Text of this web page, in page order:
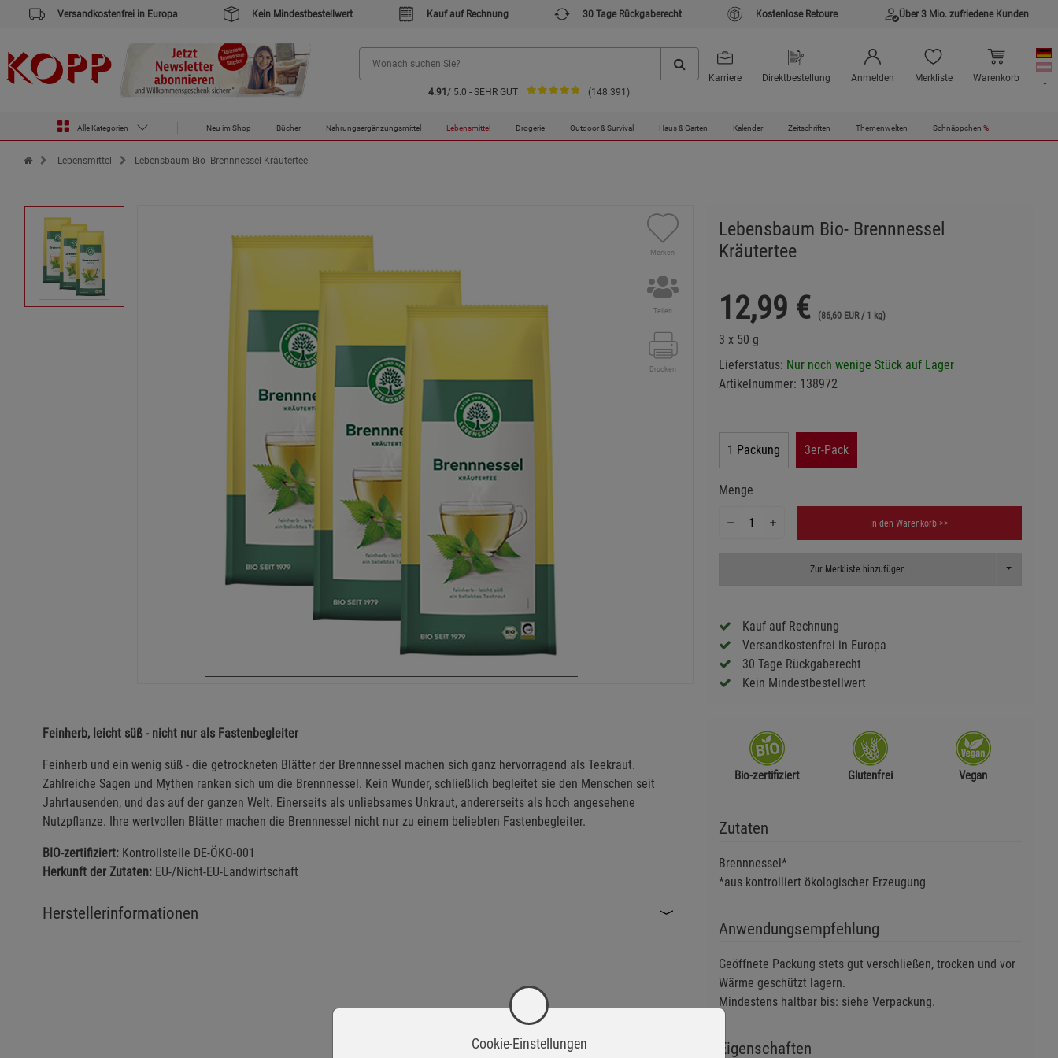
Versandkostenfrei in Europa Kein Mindestbestellwert Kauf auf Rechnung 30 Tage Rückgaberecht Kostenlose Retoure Über 3 Mio. zufriedene Kunden
4.91 / 5.0 - SEHR GUT (148.391)
Karriere Direktbestellung Anmelden Merkliste Warenkorb
Alle Kategorien Neu im Shop Bücher Nahrungsergänzungsmittel Lebensmittel Drogerie Outdoor & Survival Haus & Garten Kalender Zeitschriften Themenwelten Schnäppchen %
Zur Startseite des Kopp Verlag Online-Shop
Lebensmittel Lebensbaum Bio- Brennnessel Kräutertee
Merken
Teilen
Drucken
Lebensbaum Bio- Brennnessel
Kräutertee
12,99 € (86,60 EUR / 1 kg)
3 x 50 g
Lieferstatus: Nur noch wenige Stück auf Lager
Artikelnummer: 138972
1 Packung 3er-Pack
Menge
In den Warenkorb >>
Zur Merkliste hinzufügen Toggle
Kauf auf Rechnung
Versandkostenfrei in Europa
30 Tage Rückgaberecht
Kein Mindestbestellwert
Feinherb, leicht süß - nicht nur als Fastenbegleiter
Feinherb und ein wenig süß - die getrockneten Blätter der Brennnessel machen sich ganz hervorragend als Teekraut.
Zahlreiche Sagen und Mythen ranken sich um die Brennnessel. Kein Wunder, schließlich begleitet sie den Menschen seit
Jahrtausenden, und das auf der ganzen Welt. Einerseits als unliebsames Unkraut, andererseits als hoch angesehene
Nutzpflanze. Ihre wertvollen Blätter machen die Brennnessel nicht nur zu einem beliebten Fastenbegleiter.
BIO-zertifiziert: Kontrollstelle DE-ÖKO-001
Herkunft der Zutaten: EU-/Nicht-EU-Landwirtschaft
Herstellerinformationen
Bio-zertifiziert Glutenfrei Vegan
Zutaten
Brennnessel*
*aus kontrolliert ökologischer Erzeugung
Anwendungsempfehlung
Geöffnete Packung stets gut verschließen, trocken und vor
Wärme geschützt lagern.
Mindestens haltbar bis: siehe Verpackung.
Eigenschaften
Cookie-Einstellungen